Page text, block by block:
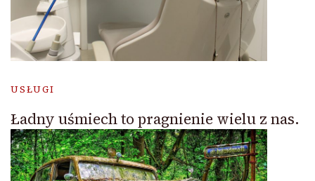
USŁUGI
Ładny uśmiech to pragnienie wielu z nas.